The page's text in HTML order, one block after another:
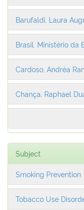
Barufaldi, Laura
Brasil. Ministério da
Cardoso, Andréa
Chança, Raphael
Subject
Smoking Prevention
Tobacco Use